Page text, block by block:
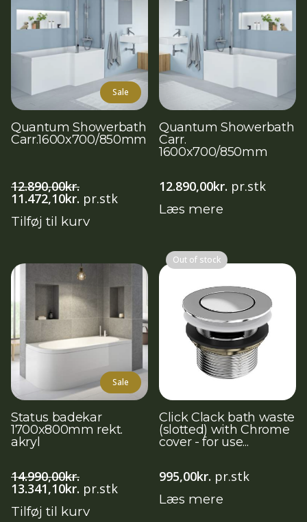
Sale
Quantum Showerbath
Carr.1600x700/850mm
12.890,00kr.
Den
pris
11.472,10kr. Den
aktuelle
pris
pr.stk
Tilføj til kurv
Quantum Showerbath
Carr.
1600x700/850mm
12.890,00kr. pr.stk
Læs mere
Sale
Status badekar
1700x800mm rekt.
akryl
14.990,00kr.
Den
pris
13.341,10kr. Den
aktuelle
pris
pr.stk
Tilføj til kurv
Out of stock
Click Clack bath waste
(slotted) with Chrome
cover - for use...
995,00kr. pr.stk
Læs mere